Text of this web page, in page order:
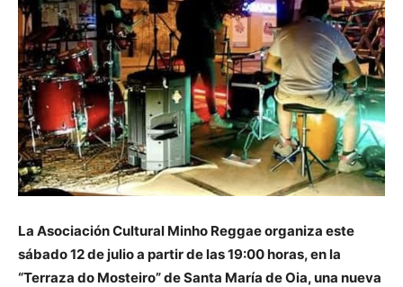
La Asociación Cultural Minho Reggae organiza este
sábado 12 de julio a partir de las 19:00 horas, en la
“Terraza do Mosteiro” de Santa María de Oia, una nueva